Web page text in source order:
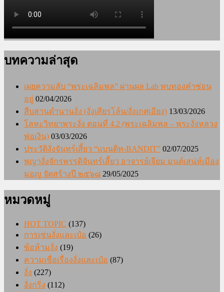
บทความล่าสุด
เผยความลับ “พระเฉลิมพล” ผ่านผล Lab พบทองคำซ่อน
อยู่ 02/04/2026
สืบสานตำนานงั่ง (งั่งเศียรโล้น/งั่งเกศเอียง) 13/03/2026
โลหะวิทยาพระงั่ง ตอนที่ 4.2 (พระเฉลิมพล – พระงั่งหลวง
พ่อเงิน) 03/03/2026
ประวัติงั่งจันทร์เสี้ยว “แบนดิท-BANDIT” 02/07/2025
พญางั่งจักรพรรดิจันทร์เสี้ยว อาจารย์เจียม มนต์เสน่ห์เมือง
มอญ จัดสร้างปี ๒๕๖๘ 29/05/2025
หมวดหมู่
HOT TOPIC (137)
การเซ่นงั่งและเป๋อ (26)
ข้อห้ามงั่ง (19)
ความเชื่อเรื่องงั่งและเป๋อ (87)
งั่ง (227)
งั่งกริ่ง (112)